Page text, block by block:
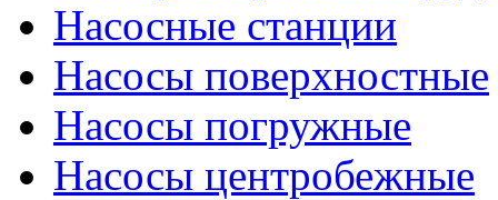
Насосные станции
Насосы поверхностные
Насосы погружные
Насосы центробежные